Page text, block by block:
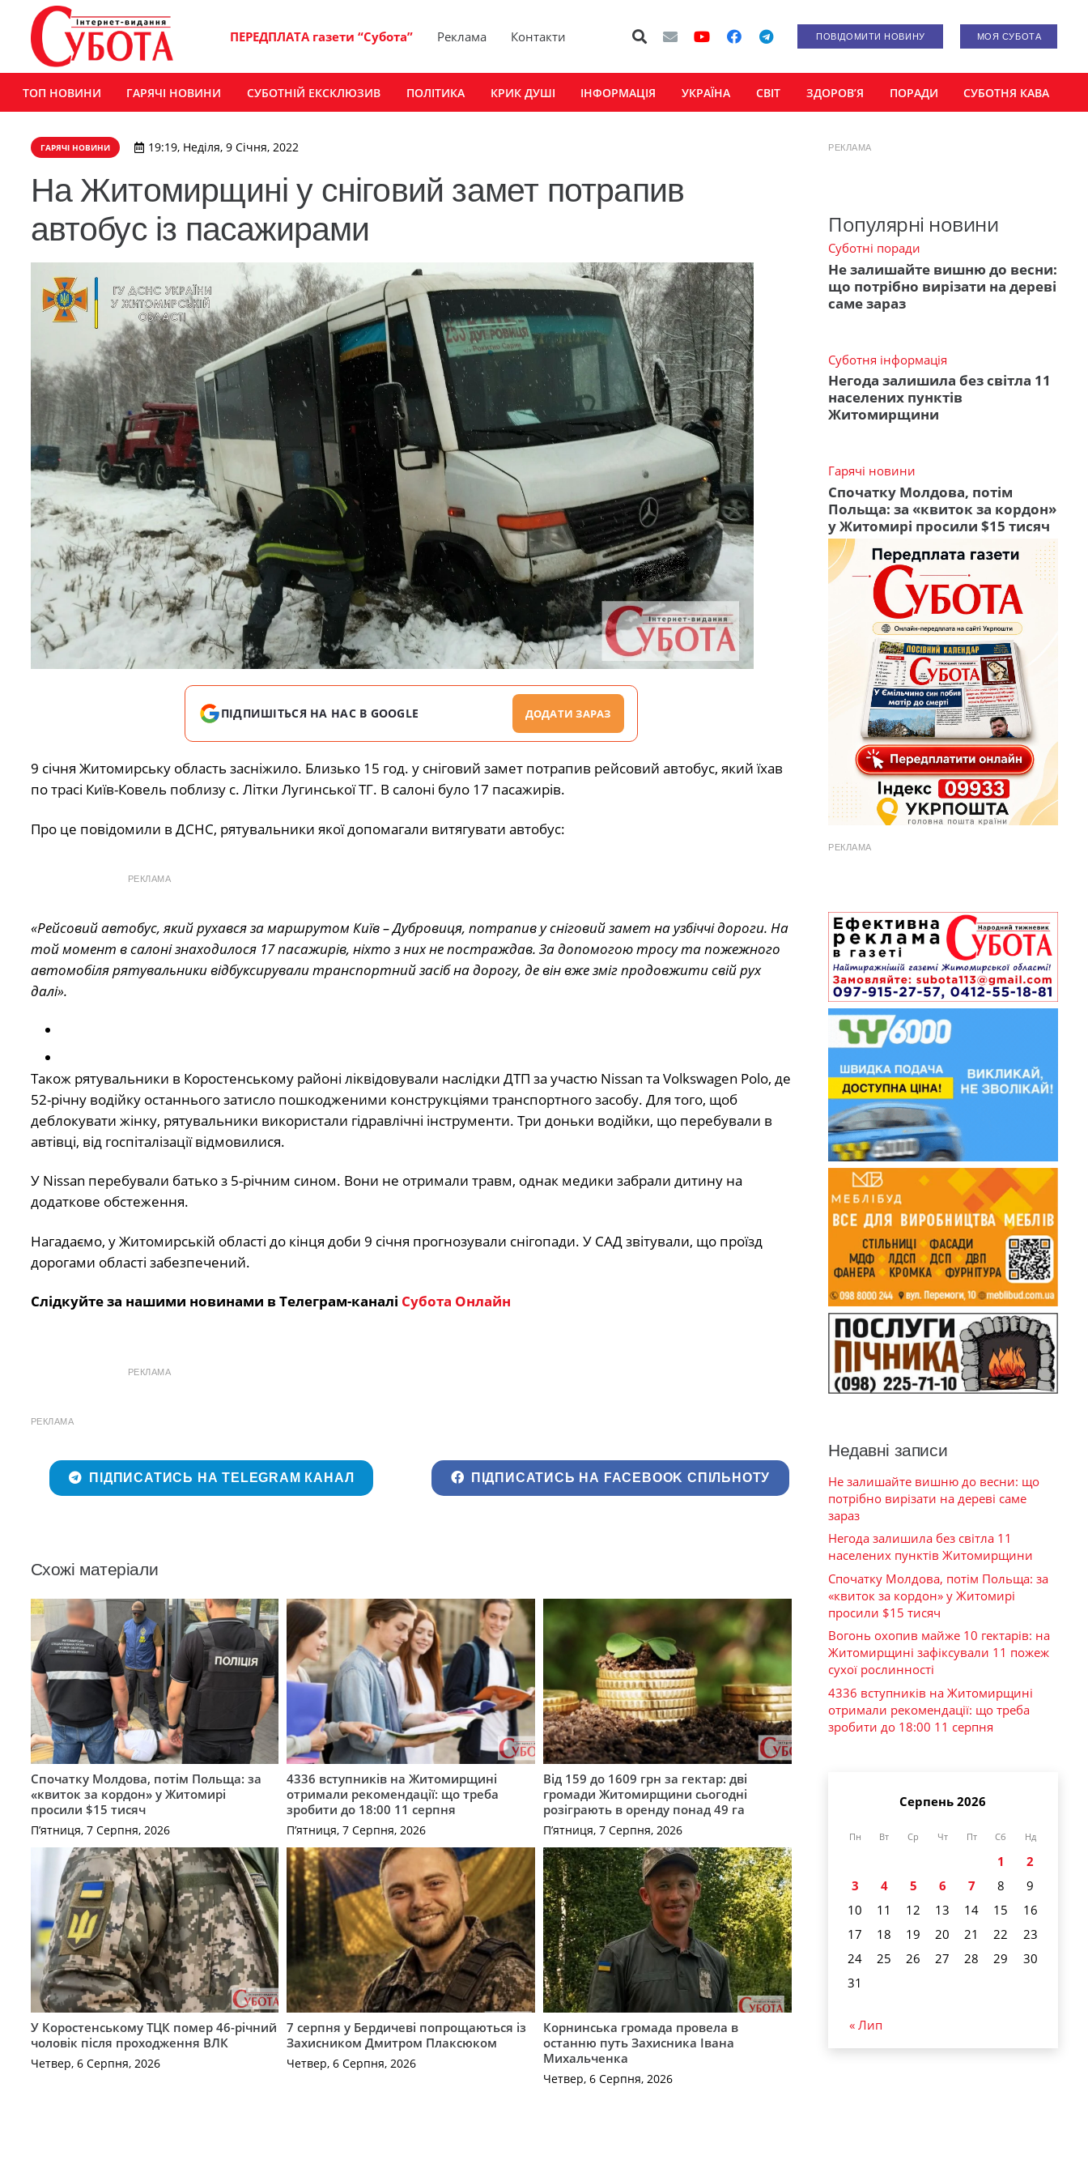
ПЕРЕДПЛАТА газети “Субота” Реклама Контакти ПОВІДОМИТИ НОВИНУ МОЯ СУБОТА
ТОП НОВИНИ ГАРЯЧІ НОВИНИ СУБОТНІЙ ЕКСКЛЮЗИВ ПОЛІТИКА КРИК ДУШІ ІНФОРМАЦІЯ УКРАЇНА СВІТ ЗДОРОВ’Я ПОРАДИ СУБОТНЯ КАВА
ГАРЯЧІ НОВИНИ 19:19, Неділя, 9 Січня, 2022
На Житомирщині у сніговий замет потрапив
автобус із пасажирами
ПІДПИШІТЬСЯ НА НАС В GOOGLE ДОДАТИ ЗАРАЗ
9 січня Житомирську область засніжило. Близько 15 год. у сніговий замет потрапив рейсовий автобус, який їхав
по трасі Київ-Ковель поблизу с. Літки Лугинської ТГ. В салоні було 17 пасажирів.
Про це повідомили в ДСНС, рятувальники якої допомагали витягувати автобус:
РЕКЛАМА
«Рейсовий автобус, який рухався за маршрутом Київ – Дубровиця, потрапив у сніговий замет на узбіччі дороги. На
той момент в салоні знаходилося 17 пасажирів, ніхто з них не постраждав. За допомогою тросу та пожежного
автомобіля рятувальники відбуксирували транспортний засіб на дорогу, де він вже зміг продовжити свій рух
далі».
Також рятувальники в Коростенському районі ліквідовували наслідки ДТП за участю Nissan та Volkswagen Polo, де
52-річну водійку останнього затисло пошкодженими конструкціями транспортного засобу. Для того, щоб
деблокувати жінку, рятувальники використали гідравлічні інструменти. Три доньки водійки, що перебували в
автівці, від госпіталізації відмовилися.
У Nissan перебували батько з 5-річним сином. Вони не отримали травм, однак медики забрали дитину на
додаткове обстеження.
Нагадаємо, у Житомирській області до кінця доби 9 січня прогнозували снігопади. У САД звітували, що проїзд
дорогами області забезпечений.
Слідкуйте за нашими новинами в Телеграм-каналі Субота Онлайн
РЕКЛАМА
РЕКЛАМА
ПІДПИСАТИСЬ НА TELEGRAM КАНАЛ ПІДПИСАТИСЬ НА FACEBOOK СПІЛЬНОТУ
Схожі матеріали
Спочатку Молдова, потім Польща: за
«квиток за кордон» у Житомирі
просили $15 тисяч
П’ятниця, 7 Серпня, 2026
4336 вступників на Житомирщині
отримали рекомендації: що треба
зробити до 18:00 11 серпня
П’ятниця, 7 Серпня, 2026
Від 159 до 1609 грн за гектар: дві
громади Житомирщини сьогодні
розіграють в оренду понад 49 га
П’ятниця, 7 Серпня, 2026
У Коростенському ТЦК помер 46-річний
чоловік після проходження ВЛК
Четвер, 6 Серпня, 2026
7 серпня у Бердичеві попрощаються із
Захисником Дмитром Плаксюком
Четвер, 6 Серпня, 2026
Корнинська громада провела в
останню путь Захисника Івана
Михальченка
Четвер, 6 Серпня, 2026
РЕКЛАМА
Популярні новини
Суботні поради
Не залишайте вишню до весни:
що потрібно вирізати на дереві
саме зараз
Суботня інформація
Негода залишила без світла 11
населених пунктів
Житомирщини
Гарячі новини
Спочатку Молдова, потім
Польща: за «квиток за кордон»
у Житомирі просили $15 тисяч
РЕКЛАМА
Недавні записи
Не залишайте вишню до весни: що
потрібно вирізати на дереві саме
зараз
Негода залишила без світла 11
населених пунктів Житомирщини
Спочатку Молдова, потім Польща: за
«квиток за кордон» у Житомирі
просили $15 тисяч
Вогонь охопив майже 10 гектарів: на
Житомирщині зафіксували 11 пожеж
сухої рослинності
4336 вступників на Житомирщині
отримали рекомендації: що треба
зробити до 18:00 11 серпня
Серпень 2026
Пн Вт Ср Чт Пт Сб Нд
1
2
3
4 5 6 7 8
9
10
11 12 13 14 15
16
17
18 19 20 21 22
23
24
25 26 27 28 29
30
31
« Лип